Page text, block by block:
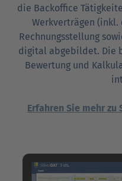
die Backoffice
Werkverträgen
Rechnungsstellung
digital abgebildet. Die
Bewertung und
Erfahren Sie mehr zu